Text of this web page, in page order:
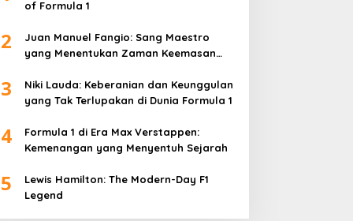
of Formula 1
2
Juan Manuel Fangio: Sang Maestro
yang Menentukan Zaman Keemasan
3
Niki Lauda: Keberanian dan Keunggulan
yang Tak Terlupakan di Dunia Formula 1
4
Formula 1 di Era Max Verstappen:
Kemenangan yang Menyentuh Sejarah
5
Lewis Hamilton: The Modern-Day F1
Legend